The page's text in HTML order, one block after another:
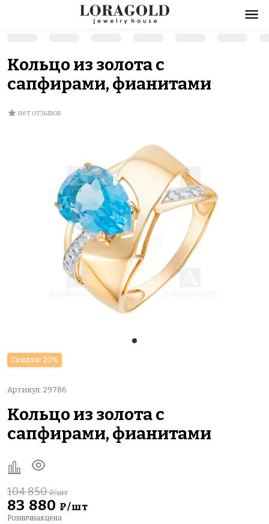
Кольцо из золота с
сапфирами, фианитами
нет отзывов
Скидка: 20%
Артикул: 29786
Кольцо из золота с
сапфирами, фианитами
83 880 ₽/шт
104 850₽/шт
Розничная цена